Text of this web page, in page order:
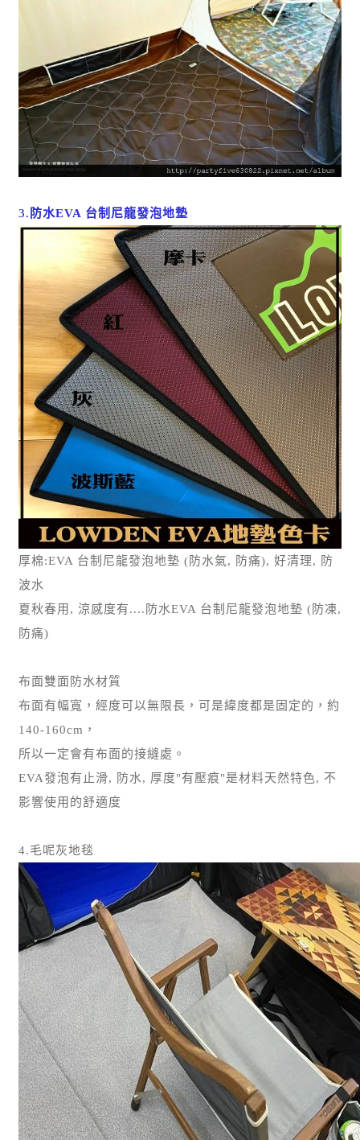
3. 防水EVA 台制尼龍發泡地墊
厚棉:EVA 台制尼龍發泡地墊 (防水氣, 防痛), 好清理, 防
波水
夏秋春用, 涼感度有....防水EVA 台制尼龍發泡地墊 (防凍,
防痛)
布面雙面防水材質
布面有幅寬，經度可以無限長，可是緯度都是固定的，約
140-160cm，
所以一定會有布面的接縫處。
EVA發泡有止滑, 防水, 厚度"有壓痕"是材料天然特色, 不
影響使用的舒適度
4.毛呢灰地毯